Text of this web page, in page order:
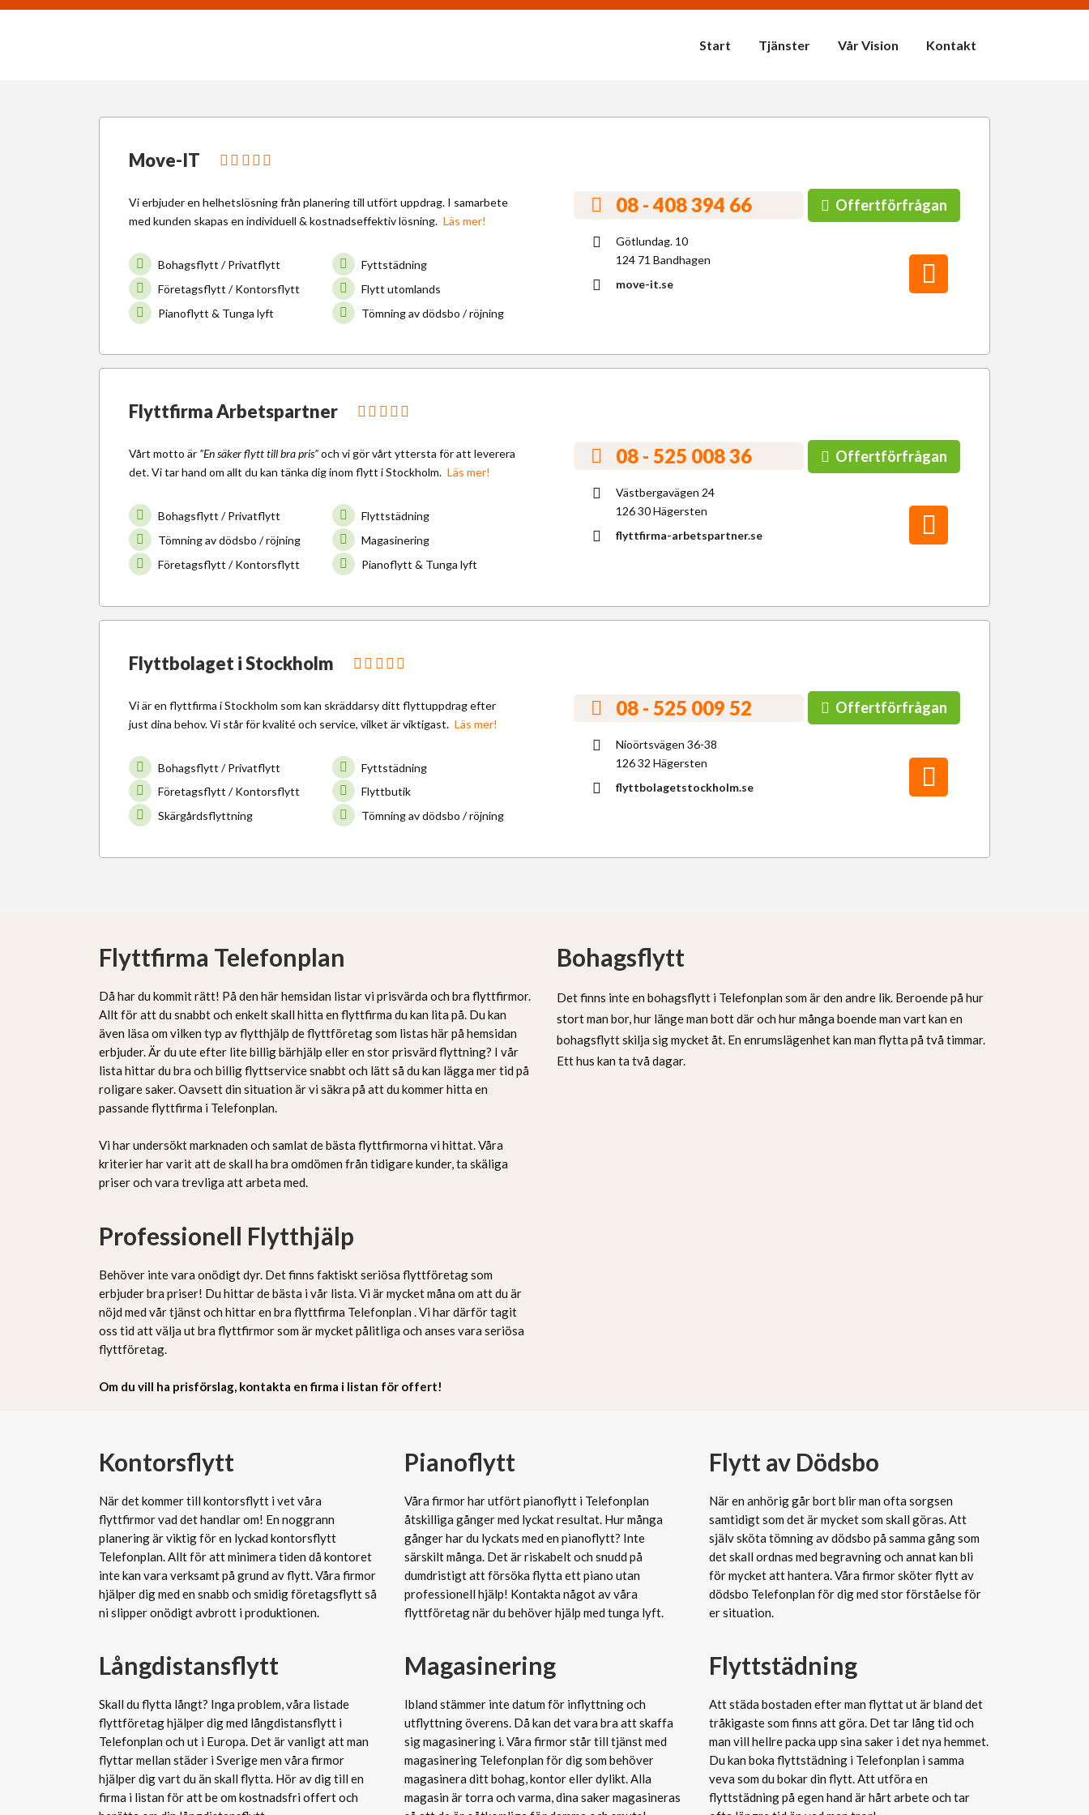
Start Tjänster Vår Vision Kontakt
Move-IT
Vi erbjuder en helhetslösning från planering till utfört uppdrag. I samarbete
med kunden skapas en individuell & kostnadseffektiv lösning. Läs mer!
Bohagsflytt / Privatflytt
Företagsflytt / Kontorsflytt
Pianoflytt & Tunga lyft
Fyttstädning
Flytt utomlands
Tömning av dödsbo / röjning
08 - 408 394 66 Offertförfrågan
Götlundag. 10
124 71 Bandhagen
move-it.se
Flyttfirma Arbetspartner
Vårt motto är ”En säker flytt till bra pris”och vi gör vårt yttersta för att leverera
det. Vi tar hand om allt du kan tänka dig inom flytt i Stockholm. Läs mer!
Bohagsflytt / Privatflytt
Tömning av dödsbo / röjning
Företagsflytt / Kontorsflytt
Flyttstädning
Magasinering
Pianoflytt & Tunga lyft
08 - 525 008 36 Offertförfrågan
Västbergavägen 24
126 30 Hägersten
flyttfirma-arbetspartner.se
Flyttbolaget i Stockholm
Vi är en flyttfirma i Stockholm som kan skräddarsy ditt flyttuppdrag efter
just dina behov. Vi står för kvalité och service, vilket är viktigast. Läs mer!
Bohagsflytt / Privatflytt
Företagsflytt / Kontorsflytt
Skärgårdsflyttning
Fyttstädning
Flyttbutik
Tömning av dödsbo / röjning
08 - 525 009 52 Offertförfrågan
Nioörtsvägen 36-38
126 32 Hägersten
flyttbolagetstockholm.se
Flyttfirma Telefonplan
Då har du kommit rätt! På den här hemsidan listar vi prisvärda och bra flyttfirmor.
Allt för att du snabbt och enkelt skall hitta en flyttfirma du kan lita på. Du kan
även läsa om vilken typ av flytthjälp de flyttföretag som listas här på hemsidan
erbjuder. Är du ute efter lite billig bärhjälp eller en stor prisvärd flyttning? I vår
lista hittar du bra och billig flyttservice snabbt och lätt så du kan lägga mer tid på
roligare saker. Oavsett din situation är vi säkra på att du kommer hitta en
passande flyttfirma i Telefonplan.
Vi har undersökt marknaden och samlat de bästa flyttfirmorna vi hittat. Våra
kriterier har varit att de skall ha bra omdömen från tidigare kunder, ta skäliga
priser och vara trevliga att arbeta med.
Professionell Flytthjälp
Behöver inte vara onödigt dyr. Det finns faktiskt seriösa flyttföretag som
erbjuder bra priser! Du hittar de bästa i vår lista. Vi är mycket måna om att du är
nöjd med vår tjänst och hittar en bra flyttfirma Telefonplan . Vi har därför tagit
oss tid att välja ut bra flyttfirmor som är mycket pålitliga och anses vara seriösa
flyttföretag.
Om du vill ha prisförslag, kontakta en firma i listan för offert!
Bohagsflytt
Det finns inte en bohagsflytt i Telefonplan som är den andre lik. Beroende på hur
stort man bor, hur länge man bott där och hur många boende man vart kan en
bohagsflytt skilja sig mycket åt. En enrumslägenhet kan man flytta på två timmar.
Ett hus kan ta två dagar.
Kontorsflytt
När det kommer till kontorsflytt i vet våra
flyttfirmor vad det handlar om! En noggrann
planering är viktig för en lyckad kontorsflytt
Telefonplan. Allt för att minimera tiden då kontoret
inte kan vara verksamt på grund av flytt. Våra firmor
hjälper dig med en snabb och smidig företagsflytt så
ni slipper onödigt avbrott i produktionen.
Långdistansflytt
Skall du flytta långt? Inga problem, våra listade
flyttföretag hjälper dig med långdistansflytt i
Telefonplan och ut i Europa. Det är vanligt att man
flyttar mellan städer i Sverige men våra firmor
hjälper dig vart du än skall flytta. Hör av dig till en
firma i listan för att be om kostnadsfri offert och
Pianoflytt
Våra firmor har utfört pianoflytt i Telefonplan
åtskilliga gånger med lyckat resultat. Hur många
gånger har du lyckats med en pianoflytt? Inte
särskilt många. Det är riskabelt och snudd på
dumdristigt att försöka flytta ett piano utan
professionell hjälp! Kontakta något av våra
flyttföretag när du behöver hjälp med tunga lyft.
Magasinering
Ibland stämmer inte datum för inflyttning och
utflyttning överens. Då kan det vara bra att skaffa
sig magasinering i. Våra firmor står till tjänst med
magasinering Telefonplan för dig som behöver
magasinera ditt bohag, kontor eller dylikt. Alla
magasin är torra och varma, dina saker magasineras
Flytt av Dödsbo
När en anhörig går bort blir man ofta sorgsen
samtidigt som det är mycket som skall göras. Att
själv sköta tömning av dödsbo på samma gång som
det skall ordnas med begravning och annat kan bli
för mycket att hantera. Våra firmor sköter flytt av
dödsbo Telefonplan för dig med stor förståelse för
er situation.
Flyttstädning
Att städa bostaden efter man flyttat ut är bland det
tråkigaste som finns att göra. Det tar lång tid och
man vill hellre packa upp sina saker i det nya hemmet.
Du kan boka flyttstädning i Telefonplan i samma
veva som du bokar din flytt. Att utföra en
flyttstädning på egen hand är hårt arbete och tar